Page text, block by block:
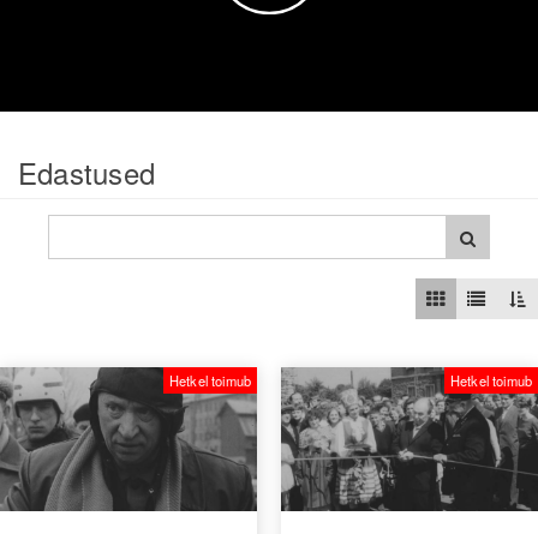
Edastused
Hetkel toimub Hetkel toimub